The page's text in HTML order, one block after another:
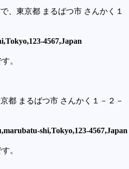
、東京都 まるばつ市 さんかく１
4567,Japan
。
京都 まるばつ市 さんかく１－２－
shi,Tokyo,123-4567,Japan
。